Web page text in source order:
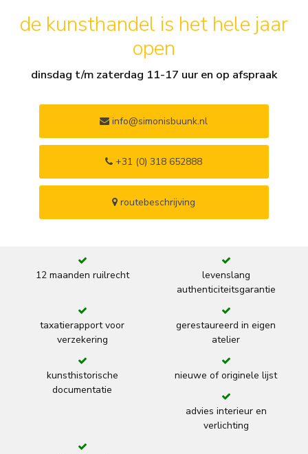
de kunsthandel is het hele jaar
open
dinsdag t/m zaterdag 11-17 uur en op afspraak
info@simonisbuunk.nl
+31 (0) 318 652888
routebeschrijving
12 maanden ruilrecht
levenslang
authenticiteitsgarantie
taxatierapport voor
verzekering
gerestaureerd in eigen
atelier
kunsthistorische
documentatie
nieuwe of originele lijst
advies interieur en
verlichting